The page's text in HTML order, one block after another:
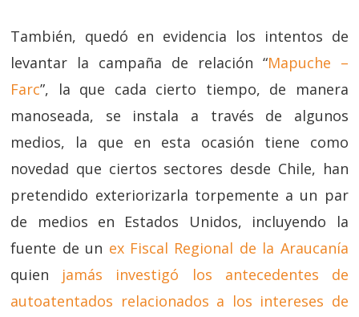
También, quedó en evidencia los intentos de
levantar la campaña de relación “Mapuche –
Farc”, la que cada cierto tiempo, de manera
manoseada, se instala a través de algunos
medios, la que en esta ocasión tiene como
novedad que ciertos sectores desde Chile, han
pretendido exteriorizarla torpemente a un par
de medios en Estados Unidos, incluyendo la
fuente de un ex Fiscal Regional de la Araucanía
quien jamás investigó los antecedentes de
autoatentados relacionados a los intereses de